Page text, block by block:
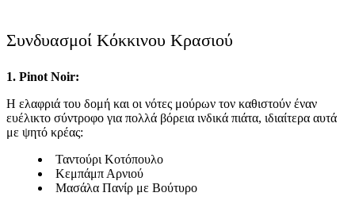
Συνδυασμοί Κόκκινου Κρασιού
1. Pinot Noir:
Η ελαφριά του δομή και οι νότες μούρων τον καθιστούν έναν
ευέλικτο σύντροφο για πολλά βόρεια ινδικά πιάτα, ιδιαίτερα αυτά
με ψητό κρέας:
Ταντούρι Κοτόπουλο
Κεμπάμπ Αρνιού
Μασάλα Πανίρ με Βούτυρο